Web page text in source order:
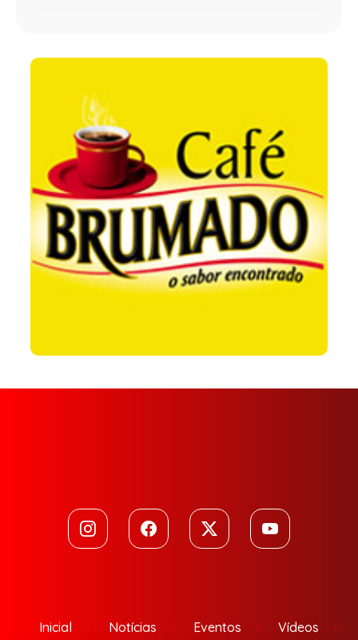
Inicial Notícias Eventos Vídeos